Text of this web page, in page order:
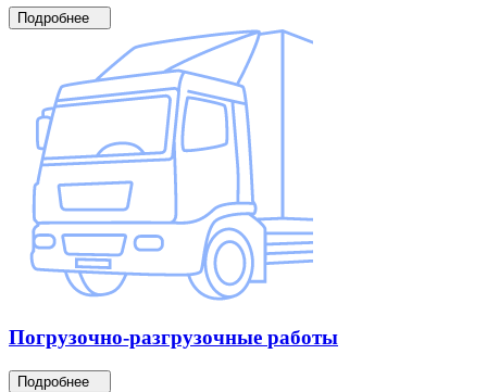
Подробнее
Погрузочно-разгрузочные работы
Подробнее